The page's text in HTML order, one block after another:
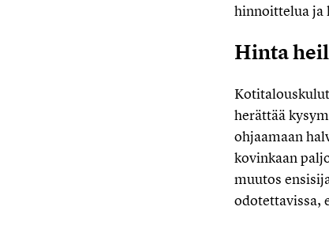
hinnoittelua ja
Hinta
herättää
ohjaamaan
kovinkaan
muutos
odotettavissa,